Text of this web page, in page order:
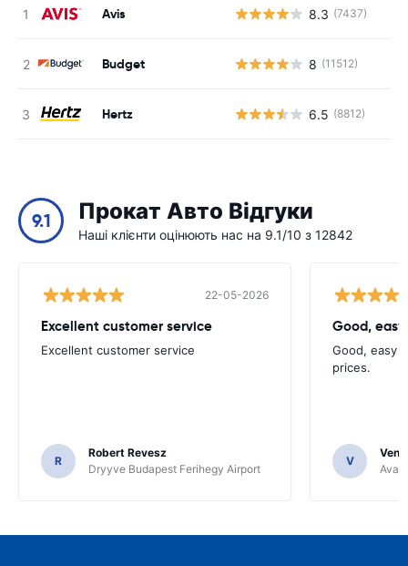
Avis 8.3 (7437)
Budget 8 (11512)
Hertz 6.5 (8812)
9.1 Прокат Авто Відгуки
Наші клієнти оцінюють нас на 9.1/10 з 12842
22-05-2026
Excellent customer service
Excellent customer service
R
Robert Revesz
Dryyve Budapest Ferihegy Airport
Good,
Good, easy
prices.
V